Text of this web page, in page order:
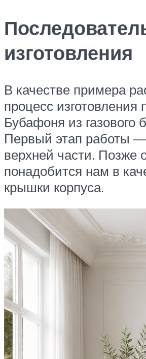
изготовления
В качестве примера
процесс изготовления
Бубафоня из газового
Первый этап работы —
верхней части. Позже
понадобится нам в
крышки корпуса.